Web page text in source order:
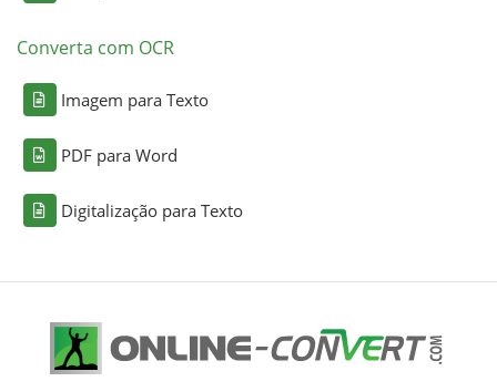
Converta com OCR
Imagem para Texto
PDF para Word
Digitalização para Texto